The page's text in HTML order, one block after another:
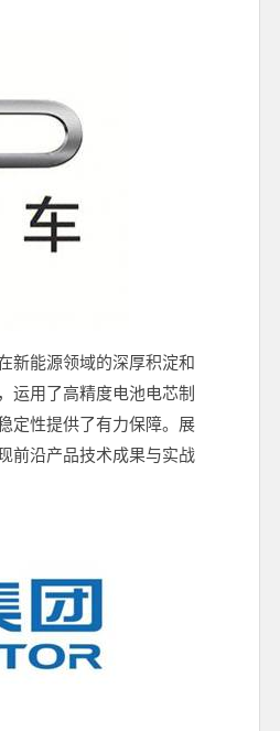
新能源领域的深厚积淀和
运用了高精度电池电芯制
定性提供了有力保障。展
前沿产品技术成果与实战